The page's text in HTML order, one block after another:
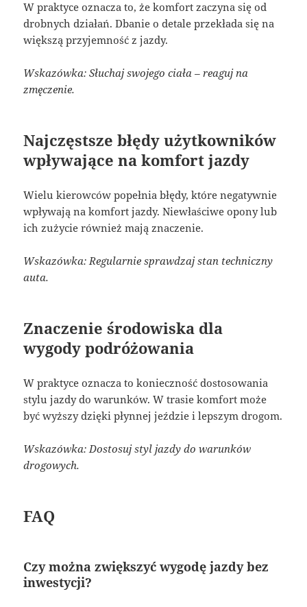
W praktyce oznacza to, że komfort zaczyna się od
drobnych działań. Dbanie o detale przekłada się na
większą przyjemność z jazdy.
Wskazówka: Słuchaj swojego ciała – reaguj na
zmęczenie.
Najczęstsze błędy użytkowników
wpływające na komfort jazdy
Wielu kierowców popełnia błędy, które negatywnie
wpływają na komfort jazdy. Niewłaściwe opony lub
ich zużycie również mają znaczenie.
Wskazówka: Regularnie sprawdzaj stan techniczny
auta.
Znaczenie środowiska dla
wygody podróżowania
W praktyce oznacza to konieczność dostosowania
stylu jazdy do warunków. W trasie komfort może
być wyższy dzięki płynnej jeździe i lepszym drogom.
Wskazówka: Dostosuj styl jazdy do warunków
drogowych.
FAQ
Czy można zwiększyć wygodę jazdy bez
inwestycji?